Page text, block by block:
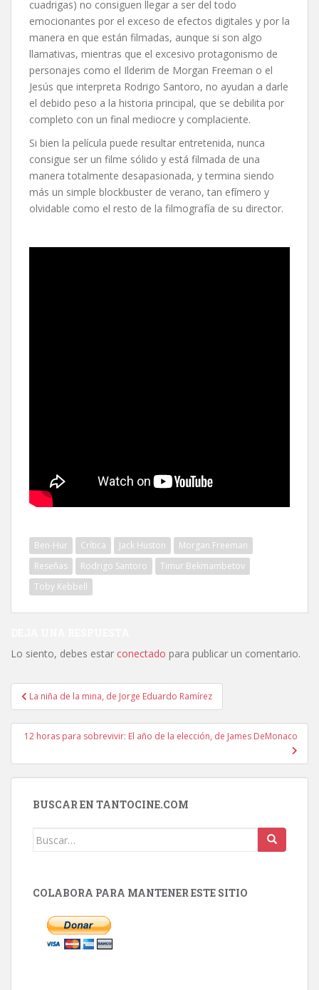
cuadrigas) no consiguen llegar a ser del todo
emocionantes por el exceso de efectos digitales y por la
manera en que están filmadas, aunque si son algo
llamativas, mientras que el excesivo protagonismo de
personajes como el Ilderim de Morgan Freeman o el
Jesús que interpreta Rodrigo Santoro, no ayudan a darle
el debido peso a la historia principal, que se debilita por
completo con un final mediocre y complaciente.
Si bien la película puede resultar entretenida, nunca
consigue ser un filme sólido y está filmada de una
manera totalmente desapasionada, y termina siendo
más un simple blockbuster de verano, tan efímero y
olvidable como el resto de la filmografía de su director.
Ben-Hur Crítica Jack Huston
Morgan Freeman
Reseñas
Rodrigo Santoro
Timur Bekmambetov
Toby Kebbell
Lo siento, debes estar conectado para publicar un comentario.
Navegación
de
entradas
La niña de la mina, de Jorge Eduardo Ramírez
12 horas para sobrevivir: El año de la elección, de James DeMonaco
BUSCAR EN TANTOCINE.COM
Buscar:
COLABORA PARA MANTENER ESTE SITIO